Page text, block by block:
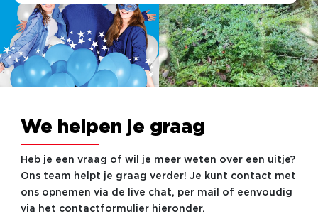
We helpen je graag
Heb je een vraag of wil je meer weten over een uitje?
Ons team helpt je graag verder! Je kunt contact met
ons opnemen via de live chat, per mail of eenvoudig
via het contactformulier hieronder.